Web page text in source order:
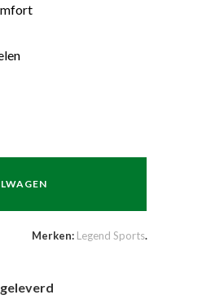
Merken: Legend Sports.
geleverd